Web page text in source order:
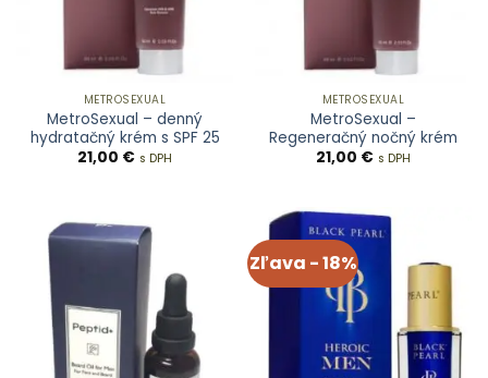
METROSEXUAL
MetroSexual – denný
hydratačný krém s SPF 25
21,00 € s DPH
METROSEXUAL
MetroSexual –
Regeneračný nočný krém
21,00 € s DPH
Zľava - 18%